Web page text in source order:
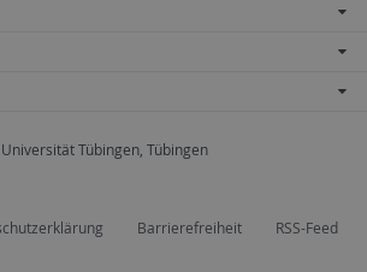
Tübingen, Tübingen
Barrierefreiheit RSS-Feed